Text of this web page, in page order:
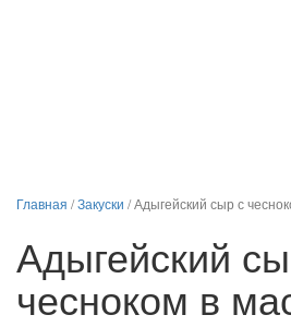
Главная /Закуски /Адыгейский сыр с
Адыгейский
чесноком в